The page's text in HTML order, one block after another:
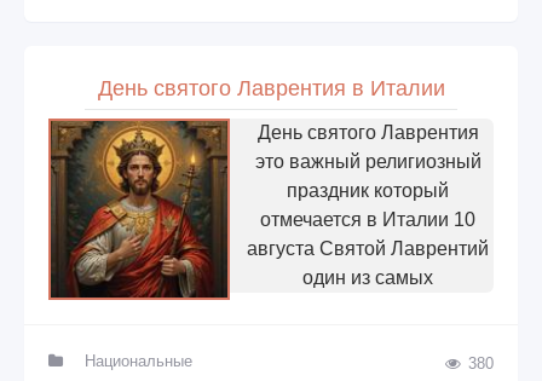
День святого Лаврентия в Италии
День святого Лаврентия
это важный религиозный
праздник который
отмечается в Италии 10
августа Святой Лаврентий
один из самых
Национальные 380